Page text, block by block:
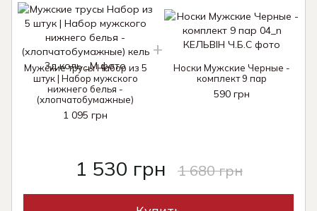
Мужские трусы Набор из 5
штук | Набор мужского
нижнего белья -
(хлопчатобумажные)
1 095 грн
Носки Мужские Черные -
комплект 9 пар
590 грн
1 530 грн 1 680 грн